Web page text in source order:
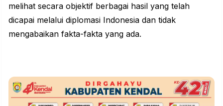
melihat secara objektif berbagai hasil yang telah
dicapai melalui diplomasi Indonesia dan tidak
mengabaikan fakta-fakta yang ada.